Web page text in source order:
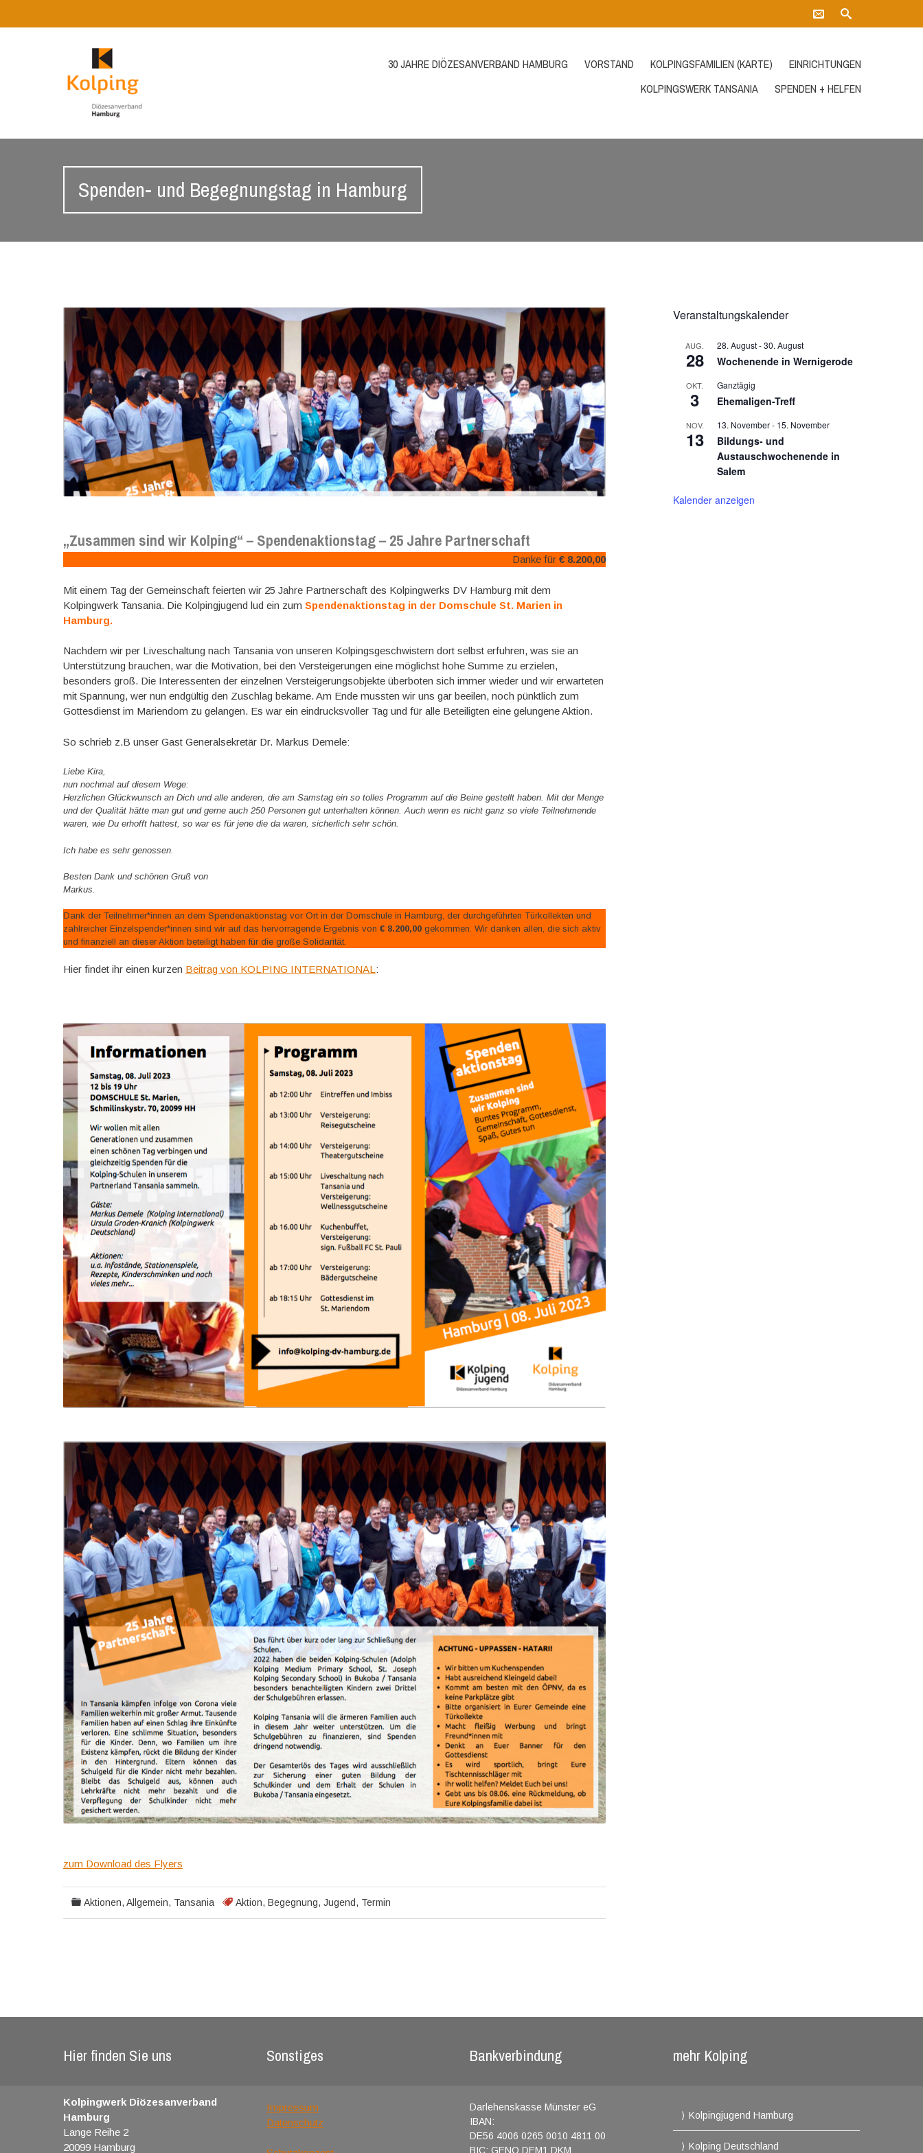
30 JAHRE DIÖZESANVERBAND HAMBURG VORSTAND KOLPINGSFAMILIEN (KARTE)
EINRICHTUNGEN
KOLPINGSWERK TANSANIA
SPENDEN + HELFEN
Spenden- und Begegnungstag in Hamburg
„Zusammen sind wir Kolping“ – Spendenaktionstag – 25 Jahre Partnerschaft
Danke für€ 8.200,00
Mit einem Tag der Gemeinschaft feierten wir 25 Jahre Partnerschaft des Kolpingwerks DV Hamburg mit dem
Kolpingwerk Tansania. Die Kolpingjugend lud ein zum Spendenaktionstag in der Domschule St. Marien in
Hamburg.
Nachdem wir per Liveschaltung nach Tansania von unseren Kolpingsgeschwistern dort selbst erfuhren, was sie an
Unterstützung brauchen, war die Motivation, bei den Versteigerungen eine möglichst hohe Summe zu erzielen,
besonders groß. Die Interessenten der einzelnen Versteigerungsobjekte überboten sich immer wieder und wir erwarteten
mit Spannung, wer nun endgültig den Zuschlag bekäme. Am Ende mussten wir uns gar beeilen, noch pünktlich zum
Gottesdienst im Mariendom zu gelangen. Es war ein eindrucksvoller Tag und für alle Beteiligten eine gelungene Aktion.
So schrieb z.B unser Gast Generalsekretär Dr. Markus Demele:
Liebe Kira,
nun nochmal auf diesem Wege:
Herzlichen Glückwunsch an Dich und alle anderen, die am Samstag ein so tolles Programm auf die Beine gestellt haben. Mit der Menge
und der Qualität hätte man gut und gerne auch 250 Personen gut unterhalten können. Auch wenn es nicht ganz so viele Teilnehmende
waren, wie Du erhofft hattest, so war es für jene die da waren, sicherlich sehr schön.
Ich habe es sehr genossen.
Besten Dank und schönen Gruß von
Markus
Dank der Teilnehmer*innen an dem Spendenaktionstag vor Ort in der Domschule in Hamburg, der durchgeführten Türkollekten und
zahlreicher Einzelspender*innen sind wir auf das hervorragende Ergebnis von € 8.200,00gekommen. Wir danken allen, die sich aktiv
und finanziell an dieser Aktion beteiligt haben für die große Solidarität.
Hier findet ihr einen kurzen Beitrag von KOLPING INTERNATIONAL :
zum Download des Flyers
Aktionen, Allgemein, Tansania Aktion, Begegnung, Jugend, Termin
Veranstaltungskalender
AUG.
28
28. August-30. August
Wochenende in Wernigerode
OKT.
3
Ganztägig
Ehemaligen-Treff
NOV.
13
13. November- 15. November
Bildungs- und
Austauschwochenende in
Salem
Kalender anzeigen
Hier finden Sie uns
Kolpingwerk Diözesanverband
Hamburg
Lange Reihe 2
20099 Hamburg
Sonstiges
Impressum
Datenschutz
Bankverbindung
Darlehenskasse Münster eG
IBAN:
DE56 4006 0265 0010 4811 00
BIC: GENO DEM1 DKM
mehr Kolping
Kolpingjugend Hamburg
Kolping Deutschland